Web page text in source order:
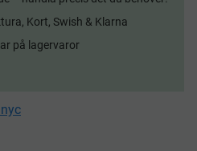
Kort, Swish & Klarna
på lagervaror